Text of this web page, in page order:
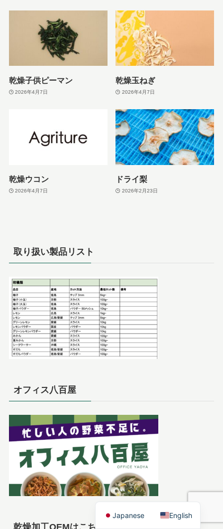
乾燥子供ピーマン
2026年4月7日
乾燥玉ねぎ
2026年4月7日
乾燥ウコン
2026年4月7日
ドライ梨
2026年2月23日
取り扱い製品リスト
オフィス八百屋
乾燥加工OEMはこちら
Japanese English